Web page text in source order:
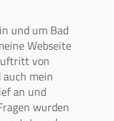
und um Bad
Webseite
von
mein
an und
wurden